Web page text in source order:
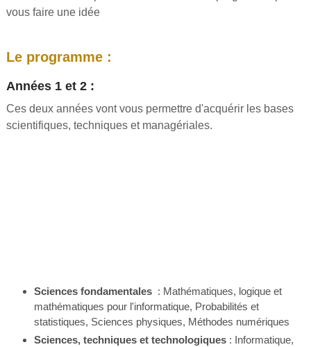
vous faire une idée
Le programme :
Années 1 et 2 :
Ces deux années vont vous permettre d'acquérir les bases
scientifiques, techniques et managériales.
Sciences fondamentales : Mathématiques, logique et
mathématiques pour l'informatique, Probabilités et
statistiques, Sciences physiques, Méthodes numériques
Sciences, techniques et technologiques: Informatique,